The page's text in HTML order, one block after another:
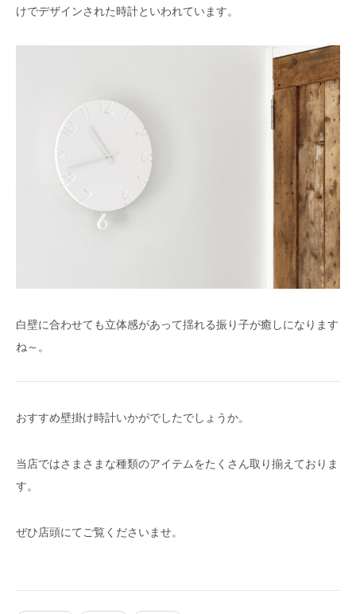
けでデザインされた時計といわれています。
白壁に合わせても立体感があって揺れる振り子が癒しになります
ね～。
おすすめ壁掛け時計いかがでしたでしょうか。
当店ではさまさまな種類のアイテムをたくさん取り揃えておりま
す。
ぜひ店頭にてご覧くださいませ。